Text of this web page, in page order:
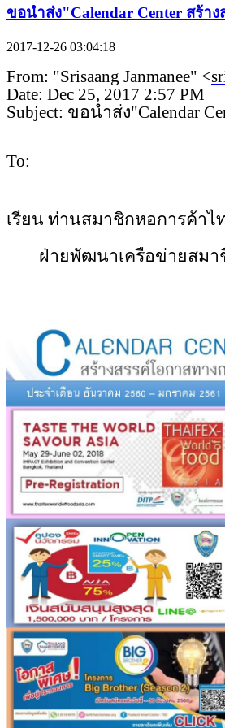
ขอนำส่ง"Calendar Center สร้า
2017-12-26 03:04:18
From: "Srisaang Janmanee" <
Date: Dec 25, 2017 2:57 PM
Subject: ขอนำส่ง"Calendar
To:
เรียน ท่านสมาชิกหอการค้าไ
ฝ่ายพัฒนาเครือข่ายสมาชิก